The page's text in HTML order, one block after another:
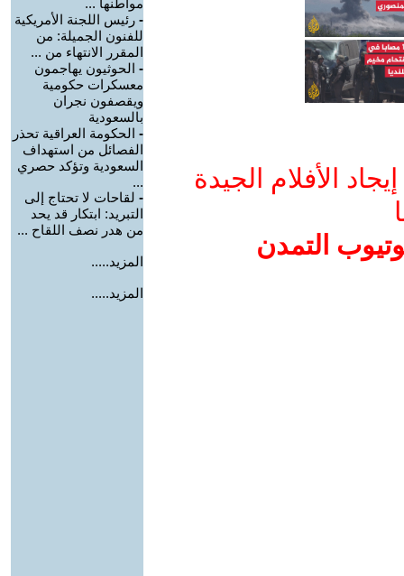
الأفلام الجيدة
التمدن
مواطنها ...
- رئيس اللجنة الأمريكية
للفنون الجميلة: من
المقرر الانتهاء من ...
- الحوثيون يهاجمون
معسكرات حكومية
ويقصفون نجران
بالسعودية
- الحكومة العراقية تحذر
الفصائل من استهداف
السعودية وتؤكد حصري
...
- لقاحات لا تحتاج إلى
التبريد: ابتكار قد يحد
من هدر نصف اللقاح ...
المزيد.....
المزيد.....